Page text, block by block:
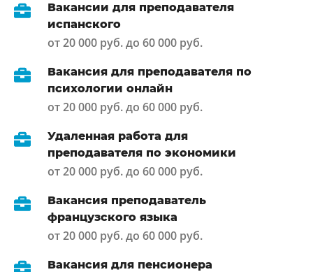
Вакансии для преподавателя
испанского
от 20 000 руб. до 60 000 руб.
Вакансия для преподавателя по
психологии онлайн
от 20 000 руб. до 60 000 руб.
Удаленная работа для
преподавателя по экономики
от 20 000 руб. до 60 000 руб.
Вакансия преподаватель
французского языка
от 20 000 руб. до 60 000 руб.
Вакансия для пенсионера